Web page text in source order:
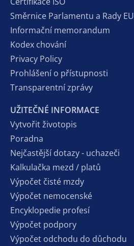
Směrnice Parlamentu a Rady EU
Informační memorandum
Kodex chování
Privacy Policy
Prohlášení o přístupnosti
Transparentní zprávy
UŽITEČNÉ INFORMACE
Vytvořit životopis
Poradna
Nejčastější dotazy - uchazeči
Kalkulačka mezd / platů
Výpočet čisté mzdy
Výpočet nemocenské
Encyklopedie profesí
Výpočet podpory
Výpočet odchodu do důchodu